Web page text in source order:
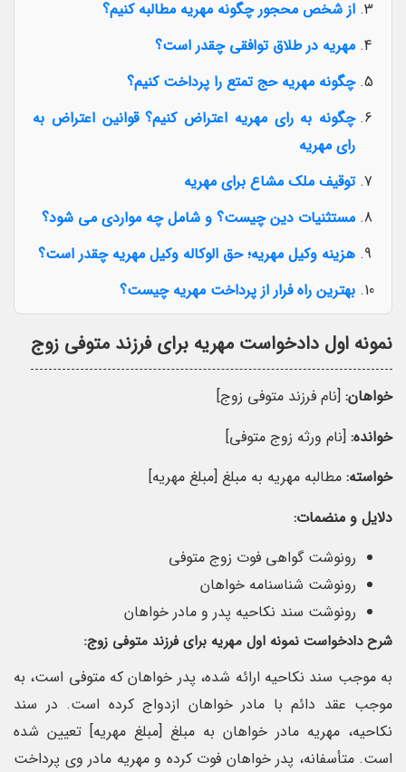
از شخص محجور چگونه مهریه مطالبه کنیم؟
مهریه در طلاق توافقی چقدر است؟
چگونه مهریه حج تمتع را پرداخت کنیم؟
چگونه به رای مهریه اعتراض کنیم؟ قوانین اعتراض به
رای مهریه
توقیف ملک مشاع برای مهریه
مستثنیات دین چیست؟ و شامل چه مواردی می شود؟
هزینه وکیل مهریه؛ حق الوکاله وکیل مهریه چقدر است؟
بهترین راه فرار از پرداخت مهریه چیست؟
نمونه اول دادخواست مهریه برای فرزند متوفی زوج
خواهان: [نام فرزند متوفی زوج]
خوانده: [نام ورثه زوج متوفی]
خواسته: مطالبه مهریه به مبلغ [مبلغ مهریه]
دلایل و منضمات:
رونوشت گواهی فوت زوج متوفی
رونوشت شناسنامه خواهان
رونوشت سند نکاحیه پدر و مادر خواهان
شرح دادخواست نمونه اول مهریه برای فرزند متوفی زوج:
به موجب سند نکاحیه ارائه شده، پدر خواهان که متوفی است، به
موجب عقد دائم با مادر خواهان ازدواج کرده است. در سند
نکاحیه، مهریه مادر خواهان به مبلغ [مبلغ مهریه] تعیین شده
است. متأسفانه، پدر خواهان فوت کرده و مهریه مادر وی پرداخت